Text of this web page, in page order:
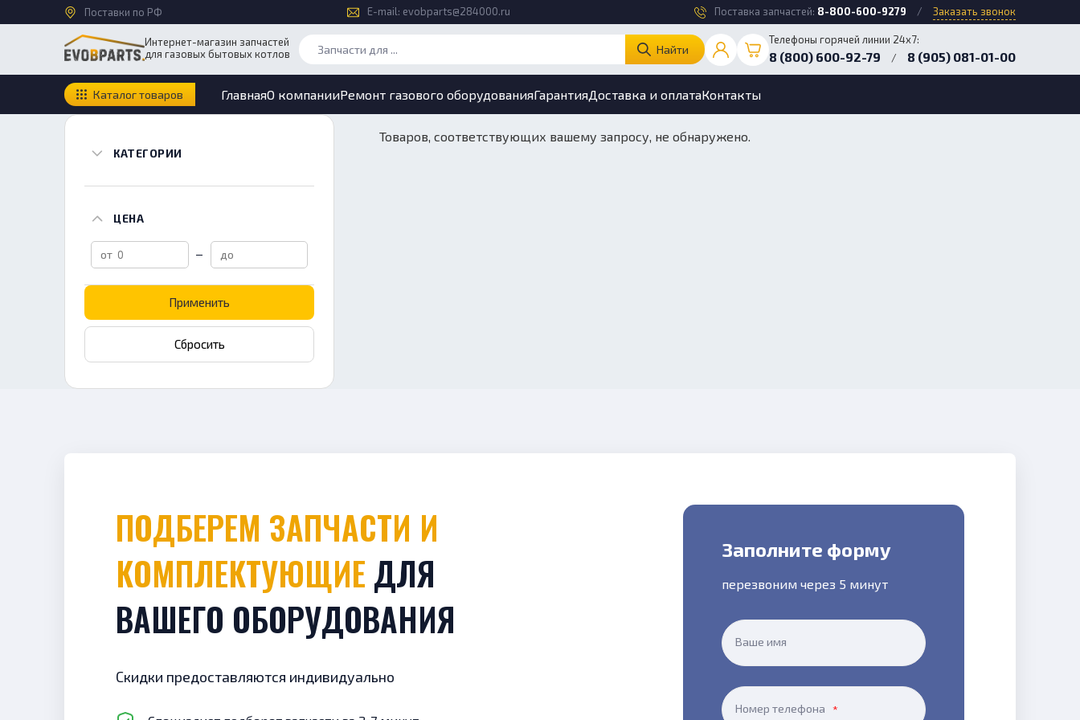
Поставки по РФ E-mail: evobparts@284000.ru Поставка запчастей: 8-800-600-9279 / Заказать звонок
Интернет-магазин запчастей
для газовых бытовых котлов
Найти
Телефоны горячей линии 24х7:
8 (800) 600-92-79 / 8 (905) 081-01-00
Каталог товаров ГлавнаяО компанииРемонт газового оборудованияГарантияДоставка и оплатаКонтакты
КАТЕГОРИИ
ЦЕНА
Применить
Сбросить
Товаров, соответствующих вашему запросу, не обнаружено.
ПОДБЕРЕМ ЗАПЧАСТИ И
КОМПЛЕКТУЮЩИЕ ДЛЯ
ВАШЕГО ОБОРУДОВАНИЯ
Скидки предоставляются индивидуально
Заполните форму
перезвоним через 5 минут
Ваше имя
Номер телефона